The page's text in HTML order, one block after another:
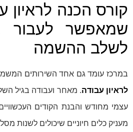
קורס הכנה לראיון
שמאפשר לעבור
לשלב ההשמה
במרכז עומד גם אחד השירותים
לראיון עבודה. מאחר ועבודה בגיל
עצמי מחודש והבנת הקודים
מעניק כלים חיוניים שיכולים לשנות